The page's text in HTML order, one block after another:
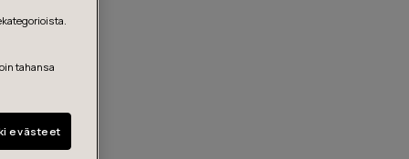
tahansa
evästeet